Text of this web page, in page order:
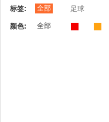
标签: 全部 足球
颜色: 全部